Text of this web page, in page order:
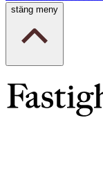
stäng meny